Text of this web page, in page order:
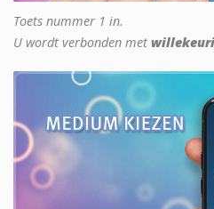
Toets nummer 1 in.
U wordt verbonden met